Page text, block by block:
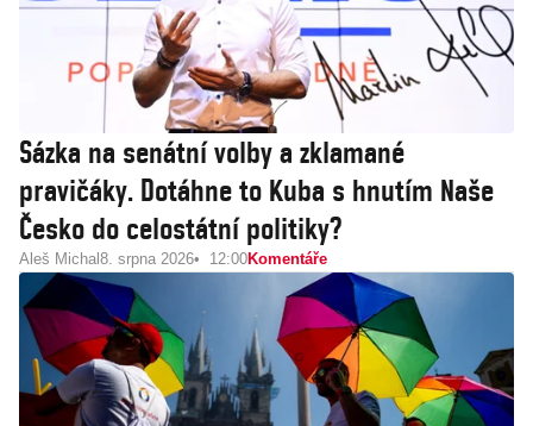
Sázka na senátní volby a zklamané
pravičáky. Dotáhne to Kuba s hnutím Naše
Česko do celostátní politiky?
Aleš Michal 8. srpna 2026 12:00Komentáře